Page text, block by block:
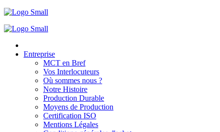
Entreprise
MCT en Bref
Vos Interlocuteurs
Où sommes nous ?
Notre Histoire
Production Durable
Moyens de Production
Certification ISO
Mentions Légales